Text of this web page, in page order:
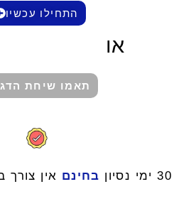
התחילו עכשיו
או
תאמו שיחת
30 ימי נסיון בחינם אין